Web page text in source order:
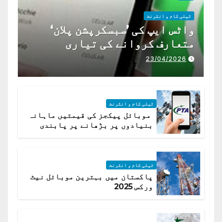
ٹیلی کام و انٹرنٹ
واٹس ایپ کی ’سبسکرپشن پلان‘
متعارف کروانے کی تیاری
23/04/2026
ٹیلی کام و انٹرنٹ
موبائل پیکجز کی قیمتیں ماہانہ
بنیادوں پر بڑھانے پر پابندی
ٹیلی کام و انٹرنٹ
پاکستان میں بہترین موبائل نیٹ
ورکس 2025